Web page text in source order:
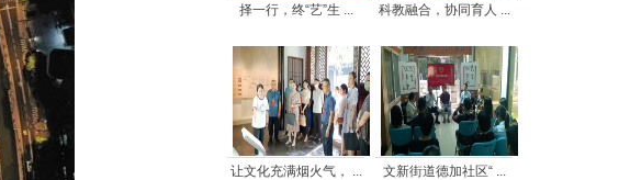
择一行，终“艺”生 ... 科教融合，协同育人 ...
让文化充满烟火气， ... 文新街道德加社区“ ...